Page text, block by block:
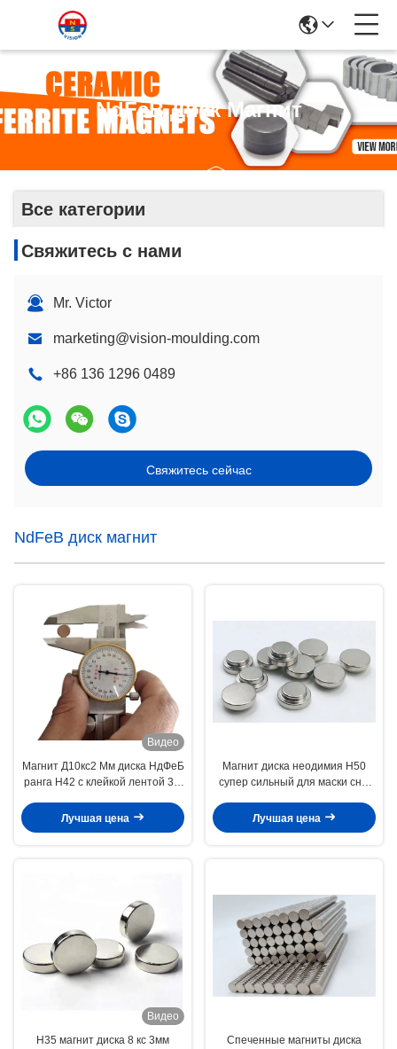
NdFeB Диск Магнит
Все категории
Свяжитесь с нами
Mr. Victor
marketing@vision-moulding.com
+86 136 1296 0489
Свяжитесь сейчас
NdFeB диск магнит
Видео
Магнит Д10кс2 Мм диска НдФеБ
ранга Н42 с клейкой лентой 3М
Лучшая цена
Магнит диска неодимия Н50
супер сильный для маски сна/
Лучшая цена
Видео
Н35 магнит диска 8 кс 3мм
Спеченные магниты диска